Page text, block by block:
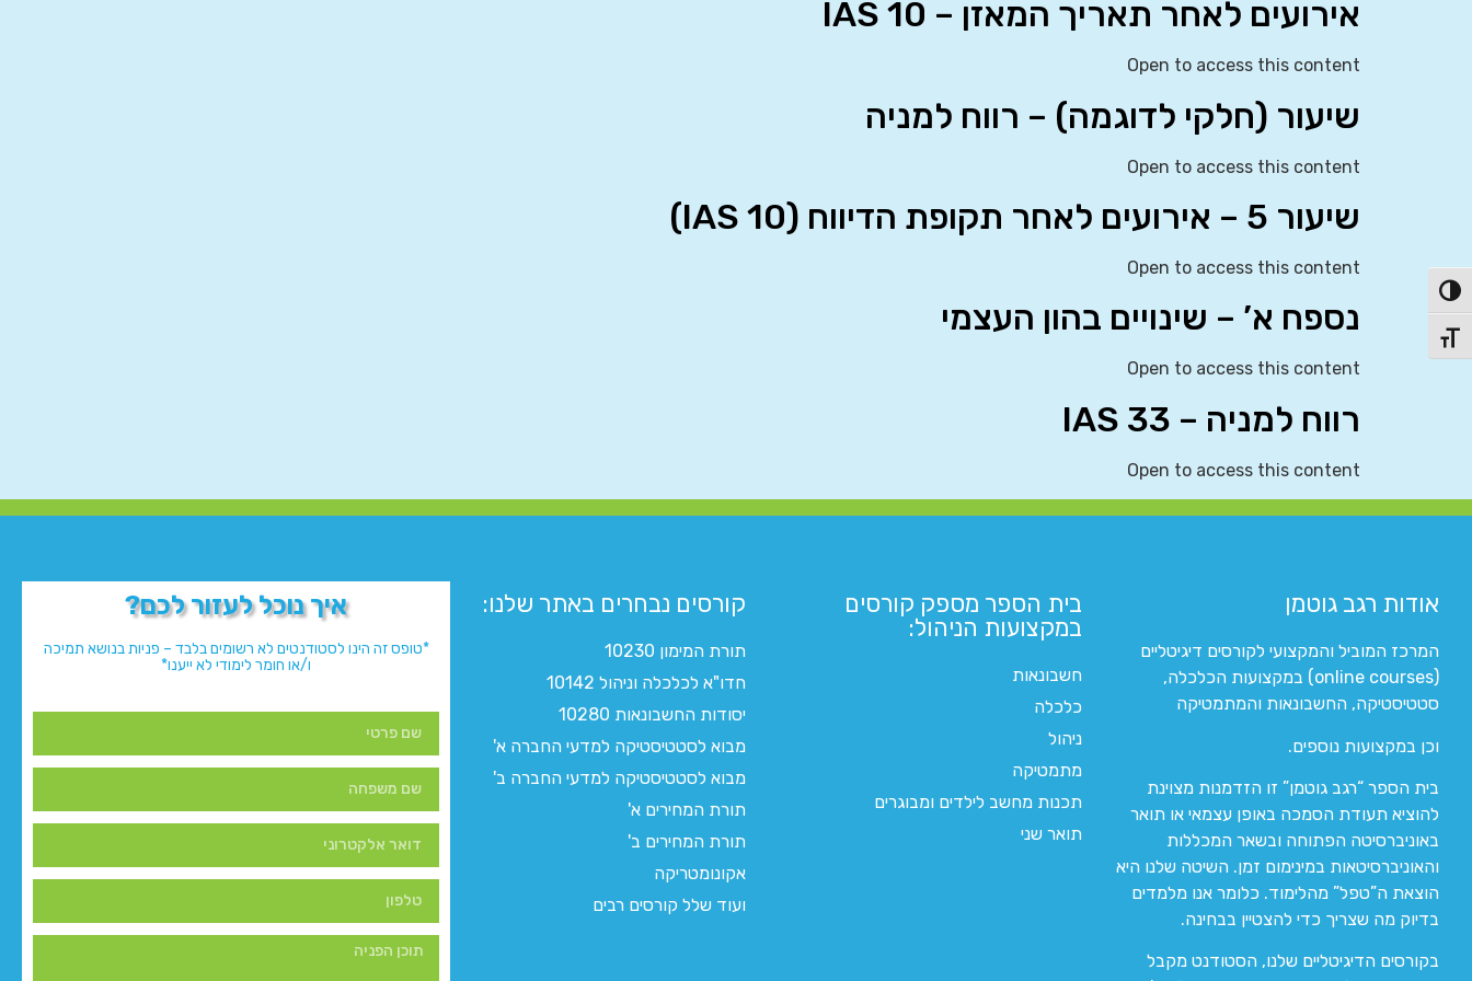
הפעל/כבה ניגודיות גבוהה
מתג גודל גופן
אירועים לאחר תאריך המאזן – IAS 10
Open to access this content
שיעור (חלקי לדוגמה) – רווח למניה
Open to access this content
שיעור 5 – אירועים לאחר תקופת הדיווח (IAS 10)
Open to access this content
נספח א’ – שינויים בהון העצמי
Open to access this content
רווח למניה – IAS 33
Open to access this content
אודות רגב גוטמן
המרכז המוביל והמקצועי לקורסים דיגיטליים
(online courses) במקצועות הכלכלה,
סטטיסטיקה, החשבונאות והמתמטיקה
וכן במקצועות נוספים.
בית הספר “רגב גוטמן” זו הזדמנות מצוינת
להוציא תעודת הסמכה באופן עצמאי או תואר
באוניברסיטה הפתוחה ובשאר המכללות
והאוניברסיטאות במינימום זמן. השיטה שלנו היא
הוצאת ה”טפל” מהלימוד. כלומר אנו מלמדים
בדיוק מה שצריך כדי להצטיין בבחינה.
בקורסים הדיגיטליים שלנו, הסטודנט מקבל
בית הספר מספק קורסים
במקצועות הניהול:
חשבונאות
כלכלה
ניהול
מתמטיקה
תכנות מחשב לילדים ומבוגרים
תואר שני
קורסים נבחרים באתר שלנו:​
תורת המימון 10230
חדו"א לכלכלה וניהול 10142
יסודות החשבונאות 10280
מבוא לסטטיסטיקה למדעי החברה א'
מבוא לסטטיסטיקה למדעי החברה ב'
תורת המחירים א'
תורת המחירים ב'
אקונומטריקה
ועוד שלל קורסים רבים
איך נוכל לעזור לכם?
*טופס זה הינו לסטודנטים לא רשומים בלבד – פניות בנושא תמיכה
ו/או חומר לימודי לא ייענו*